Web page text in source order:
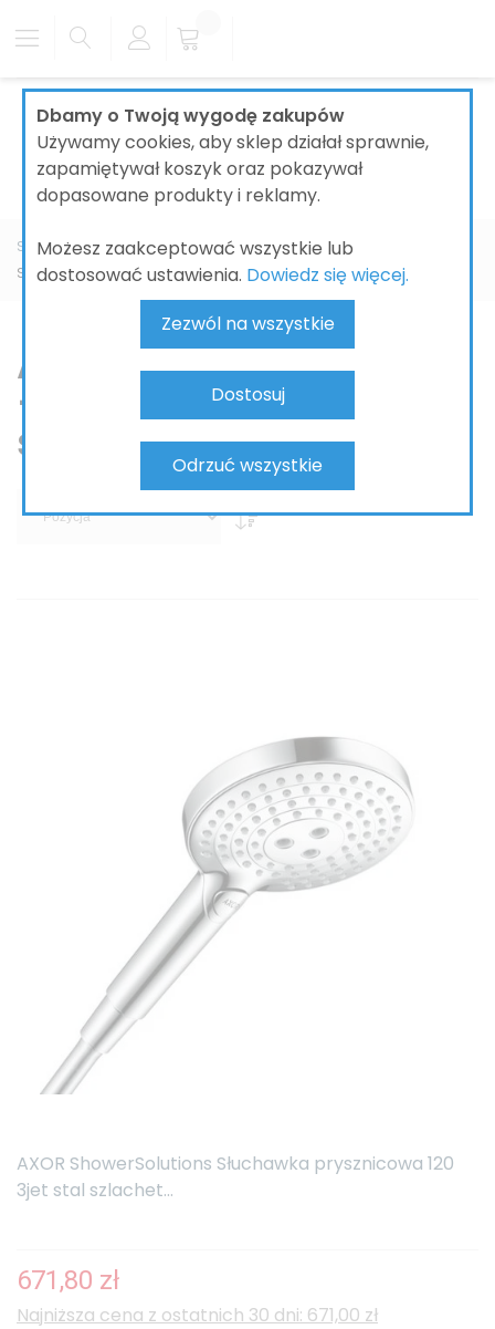
Dbamy o Twoją wygodę zakupów
Używamy cookies, aby sklep działał sprawnie,
zapamiętywał koszyk oraz pokazywał
dopasowane produkty i reklamy.
Możesz zaakceptować wszystkie lub
dostosować ustawienia. Dowiedz się więcej.
Zezwól na wszystkie
Dostosuj
Odrzuć wszystkie
Strona główna ŁAZIENKI BATERIE ŁAZIENKOWE
ShowerSolutions
AXOR ShowerSolutions
– ekskluzywne
systemy prysznicowe
AXOR ShowerSolutions Słuchawka prysznicowa 120
3jet stal szlachet...
671,80 zł
Najniższa cena z ostatnich 30 dni: 671,00 zł